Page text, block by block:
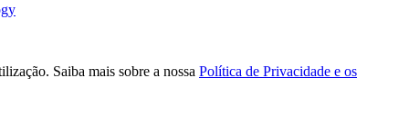
Saiba mais sobre a nossa Política de Privacidade e os